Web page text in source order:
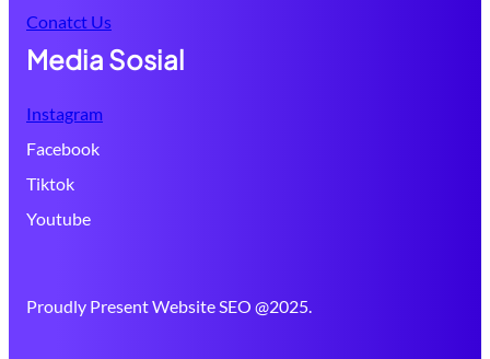
Conatct Us
Media Sosial
Instagram
Facebook
Tiktok
Youtube
Proudly Present Website SEO @2025.